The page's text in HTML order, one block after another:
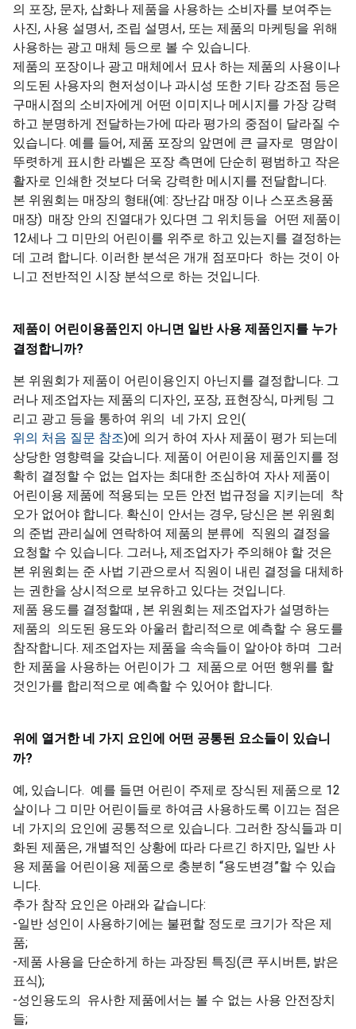
의 포장, 문자, 삽화나 제품을 사용하는 소비자를 보여주는
사진, 사용 설명서, 조립 설명서, 또는 제품의 마케팅을 위해
사용하는 광고 매체 등으로 볼 수 있습니다.
제품의 포장이나 광고 매체에서 묘사 하는 제품의 사용이나
의도된 사용자의 현저성이나 과시성 또한 기타 강조점 등은
구매시점의 소비자에게 어떤 이미지나 메시지를 가장 강력
하고 분명하게 전달하는가에 따라 평가의 중점이 달라질 수
있습니다. 예를 들어, 제품 포장의 앞면에 큰 글자로 명암이
뚜렷하게 표시한 라벨은 포장 측면에 단순히 평범하고 작은
활자로 인쇄한 것보다 더욱 강력한 메시지를 전달합니다.
본 위원회는 매장의 형태(예: 장난감 매장 이나 스포츠용품
매장) 매장 안의 진열대가 있다면 그 위치등을 어떤 제품이
12세나 그 미만의 어린이를 위주로 하고 있는지를 결정하는
데 고려 합니다. 이러한 분석은 개개 점포마다 하는 것이 아
니고 전반적인 시장 분석으로 하는 것입니다.
제품이 어린이용품인지 아니면 일반 사용 제품인지를 누가
결정합니까?
본 위원회가 제품이 어린이용인지 아닌지를 결정합니다. 그
러나 제조업자는 제품의 디자인, 포장, 표현장식, 마케팅 그
리고 광고 등을 통하여 위의 네 가지 요인(
위의 처음 질문 참조)에 의거 하여 자사 제품이 평가 되는데
상당한 영향력을 갖습니다. 제품이 어린이용 제품인지를 정
확히 결정할 수 없는 업자는 최대한 조심하여 자사 제품이
어린이용 제품에 적용되는 모든 안전 법규정을 지키는데 착
오가 없어야 합니다. 확신이 안서는 경우, 당신은 본 위원회
의 준법 관리실에 연락하여 제품의 분류에 직원의 결정을
요청할 수 있습니다. 그러나, 제조업자가 주의해야 할 것은
본 위원회는 준 사법 기관으로서 직원이 내린 결정을 대체하
는 권한을 상시적으로 보유하고 있다는 것입니다.
제품 용도를 결정할때 , 본 위원회는 제조업자가 설명하는
제품의 의도된 용도와 아울러 합리적으로 예측할 수 용도를
참작합니다. 제조업자는 제품을 속속들이 알아야 하며 그러
한 제품을 사용하는 어린이가 그 제품으로 어떤 행위를 할
것인가를 합리적으로 예측할 수 있어야 합니다.
위에 열거한 네 가지 요인에 어떤 공통된 요소들이 있습니
까?
예, 있습니다. 예를 들면 어린이 주제로 장식된 제품으로 12
살이나 그 미만 어린이들로 하여금 사용하도록 이끄는 점은
네 가지의 요인에 공통적으로 있습니다. 그러한 장식들과 미
화된 제품은, 개별적인 상황에 따라 다르긴 하지만, 일반 사
용 제품을 어린이용 제품으로 충분히 “용도변경”할 수 있습
니다.
추가 참작 요인은 아래와 같습니다:
-일반 성인이 사용하기에는 불편할 정도로 크기가 작은 제
품;
-제품 사용을 단순하게 하는 과장된 특징(큰 푸시버튼, 밝은
표식);
-성인용도의 유사한 제품에서는 볼 수 없는 사용 안전장치
들;